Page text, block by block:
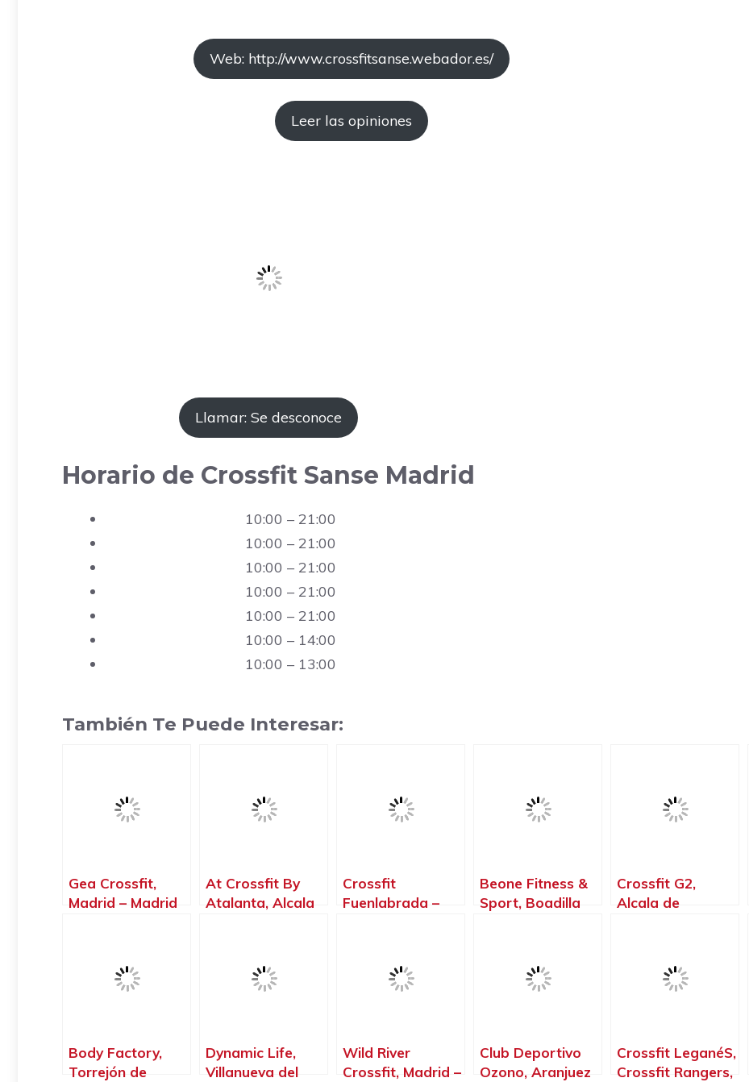
Web: http://www.crossfitsanse.webador.es/
Leer las opiniones
Llamar: Se desconoce
Horario de Crossfit Sanse Madrid
10:00 – 21:00
10:00 – 21:00
10:00 – 21:00
10:00 – 21:00
10:00 – 21:00
10:00 – 14:00
10:00 – 13:00
También Te Puede Interesar:
Gea Crossfit,
Madrid – Madrid
At Crossfit By
Atalanta, Alcala
Crossfit
Fuenlabrada –
Fuenlabrada –
Beone Fitness &
Sport, Boadilla
Crossfit G2,
Alcala de
Body Factory,
Torrejón de
Dynamic Life,
Villanueva del
Wild River
Crossfit, Madrid –
Club Deportivo
Ozono, Aranjuez
Crossfit LeganéS,
Crossfit Rangers,